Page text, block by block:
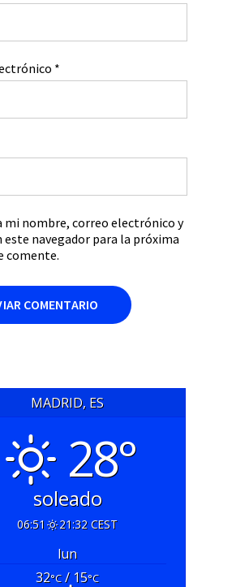
*
mi nombre, correo electrónico y
este navegador para la próxima
comente.
MADRID, ES
28°
soleado
06:51 21:32 CEST
lun
32°C/ 15°C